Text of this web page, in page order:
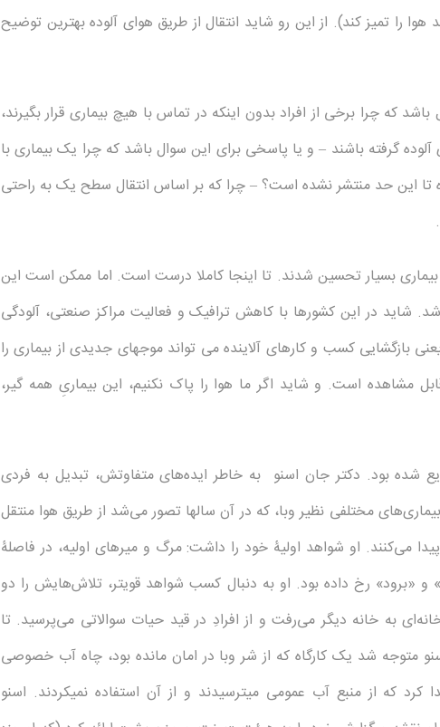
را تمیز کند). از این رو شاید انتقال از طریق هوای آلوده بهترین توضیح
که چرا برخی از افراد بدون اینکه در تماس با هیچ بیماری قرار بگیرند،
گرفته باشند – و یا پاسخی برای این سوال باشد که چرا یک بیماری با
این حد منتشر نشده است؟ – چرا که بر اساس انتقال سطح یک به راحتی
بسیار تحسین شدند. تا اینجا کاملا درست است. اما ممکن است این
شاید در این کشورها با کاهش ترافیک و فعالیت مراکز صنعتی، آلودگی
بازگشایی کسب و کارهای آلاینده می تواند موجهای جدیدی از بیماری را
مشاهده است. و شاید اگر ما هوا را پاک نکنیم، این بیماریِ همه گیر،
شایع شده بود. دکتر جان اسنو به خاطر ایده‌های متفاوتش، تبدیل به فردی
مختلفی نظیر وبا، که در آن سالها تصور می‌شد از طریق هوا منتقل
می‌کنند. او شواهد اولیۀ خود را داشت: مرگ ­و میرهای اولیه، در فاصلۀ
«برود» رخ داده بود. او به دنبال کسب شواهد قوی­تر، تلاش‌هایش را دو
به خانه دیگر می‌رفت و از افرادِ در قید حیات سوالاتی می‌پرسید. تا
متوجه شد یک کارگاه که از شر وبا در امان مانده بود، چاه آب خصوصی
که از منبع آب عمومی می­ترسیدند و از آن استفاده نمی­کردند. اسنو